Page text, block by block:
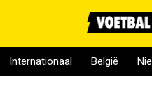
Internationaal België